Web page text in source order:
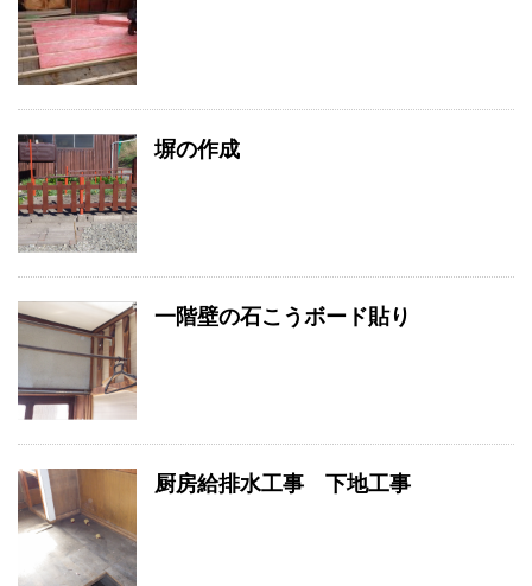
塀の作成
一階壁の石こうボード貼り
厨房給排水工事 下地工事